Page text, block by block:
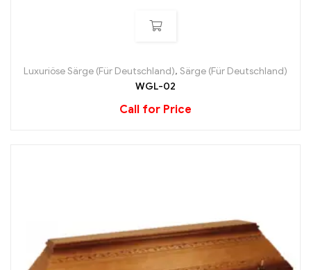
Luxuriöse Särge (Für Deutschland), Särge (Für Deutschland)
WGL-02
Call for Price